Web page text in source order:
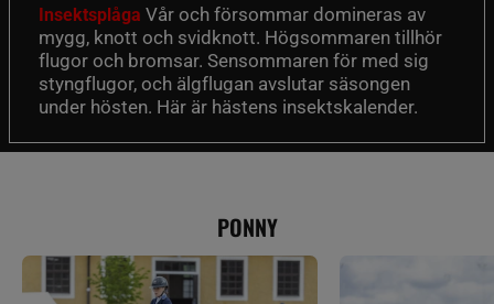
Insektsplåga Vår och försommar domineras av
mygg, knott och svidknott. Högsommaren tillhör
flugor och bromsar. Sensommaren för med sig
styngflugor, och älgflugan avslutar säsongen
under hösten. Här är hästens insektskalender.
PONNY